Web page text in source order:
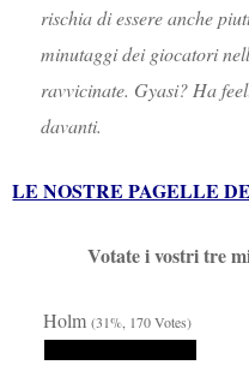
rischia di essere anche
minutaggi dei giocatori
ravvicinate. Gyasi? Ha
davanti.
LE NOSTRE PAGELLE
Votate i vostri tre
Holm(31%, 170 Votes)